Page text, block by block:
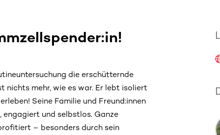
die erschütternde
nichts mehr, wie es war. Er lebt isoliert
Seine Familie und Freund:innen
und selbstlos. Ganze
– besonders durch sein